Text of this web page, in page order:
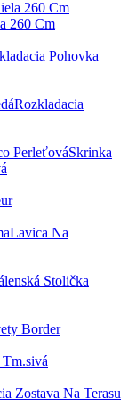
260 Cm
Pohovka
Rozkladacia
Skrinka
Lavica Na
Stolička
Border
Zostava Na Terasu